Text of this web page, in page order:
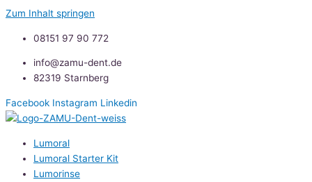
Zum Inhalt springen
08151 97 90 772
info@zamu-dent.de
82319 Starnberg
Facebook Instagram Linkedin
Lumoral
Lumoral Starter Kit
Lumorinse